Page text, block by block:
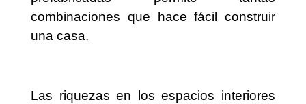
combinaciones que hace fácil construir
una casa.
Las riquezas en los espacios interiores